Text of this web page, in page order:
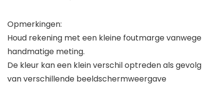
Opmerkingen:
Houd rekening met een kleine foutmarge vanwege
handmatige meting.
De kleur kan een klein verschil optreden als gevolg
van verschillende beeldschermweergave